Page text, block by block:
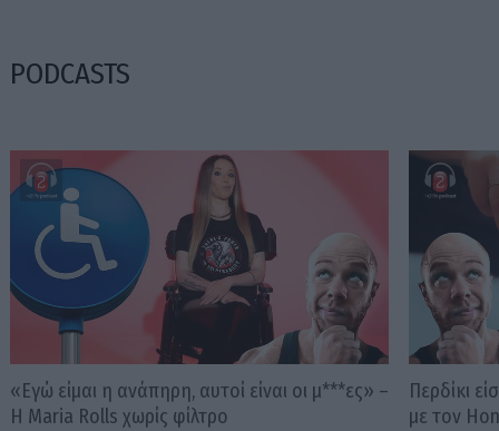
PODCASTS
«Εγώ είμαι η ανάπηρη, αυτοί είναι οι μ***ες» –
Η Maria Rolls χωρίς φίλτρο
Περδίκι
με τον